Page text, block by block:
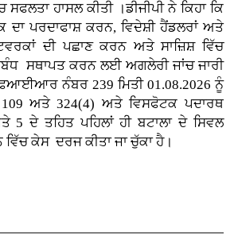
ਹਾਸਲ ਕੀਤੀ ।ਡੀਜੀਪੀ ਨੇ ਕਿਹਾ ਕਿ
ਦਾ ਪਰਦਾਫਾਸ਼ ਕਰਨ, ਵਿਦੇਸ਼ੀ ਹੈਂਡਲਰਾਂ ਅਤੇ
ਦੀ ਪਛਾਣ ਕਰਨ ਅਤੇ ਸਾਜ਼ਿਸ਼ ਵਿੱਚ
ਸਥਾਪਤ ਕਰਨ ਲਈ ਅਗਲੇਰੀ ਜਾਂਚ ਜਾਰੀ
ਨੰਬਰ 239 ਮਿਤੀ 01.08.2026 ਨੂੰ
ਅਤੇ 324(4) ਅਤੇ ਵਿਸਫੋਟਕ ਪਦਾਰਥ
5 ਦੇ ਤਹਿਤ ਪਹਿਲਾਂ ਹੀ ਬਟਾਲਾ ਦੇ ਸਿਵਲ
ਕੇਸ ਦਰਜ ਕੀਤਾ ਜਾ ਚੁੱਕਾ ਹੈ।